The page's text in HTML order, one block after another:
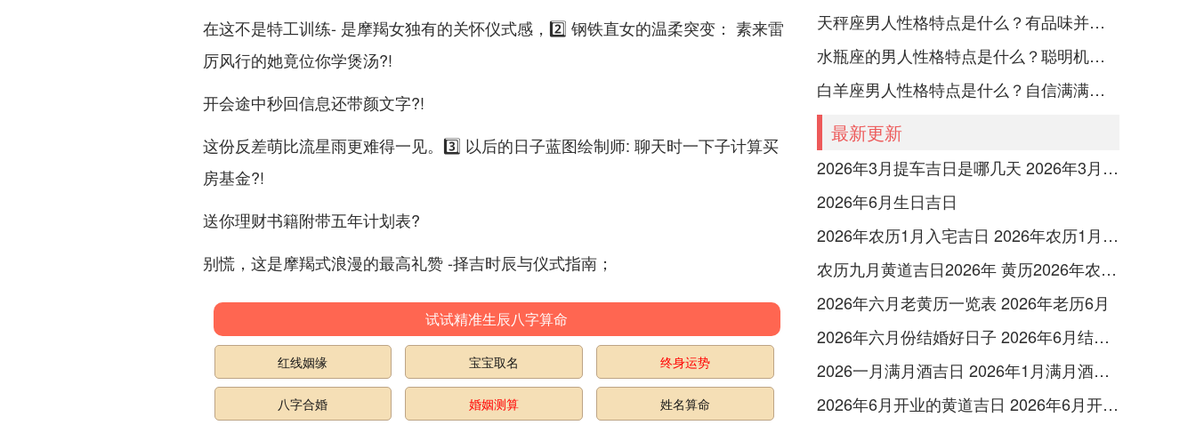
在这不是特工训练- 是摩羯女独有的关怀仪式感，2️⃣ 钢铁直女的温柔突变： 素来雷
厉风行的她竟位你学煲汤?!
开会途中秒回信息还带颜文字?!
这份反差萌比流星雨更难得一见。3️⃣ 以后的日子蓝图绘制师: 聊天时一下子计算买
房基金?!
送你理财书籍附带五年计划表?
别慌，这是摩羯式浪漫的最高礼赞 -择吉时辰与仪式指南；
试试精准生辰八字算命
红线姻缘 宝宝取名 终身运势
八字合婚 婚姻测算 姓名算命
天秤座男人性格特点是什么？有品味并注重美感
水瓶座的男人性格特点是什么？聪明机智理性冷静
白羊座男人性格特点是什么？自信满满但缺乏耐心
最新更新
2026年3月提车吉日是哪几天 2026年3月26号提车
2026年6月生日吉日
2026年农历1月入宅吉日 2026年农历1月入宅最好的日子
农历九月黄道吉日2026年 黄历2026年农历九月黄道吉日查询
2026年六月老黄历一览表 2026年老历6月
2026年六月份结婚好日子 2026年6月结婚好吗
2026一月满月酒吉日 2026年1月满月酒吉日
2026年6月开业的黄道吉日 2026年6月开业黄道吉日查询